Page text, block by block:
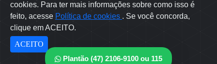
cookies. Para ter mais informações sobre como isso é
feito, acesse Política de cookies . Se você concorda,
clique em ACEITO.
ACEITO
Rua Erwino Menegotti, 478 - Bairro Água Verde - Jaraguá do Sul
- SC
Samae © 2022 - Todos os direitos reservados
Desenvolvido por: OWL Mídia Agência Digital
Plantão (47) 2106-9100 ou 115